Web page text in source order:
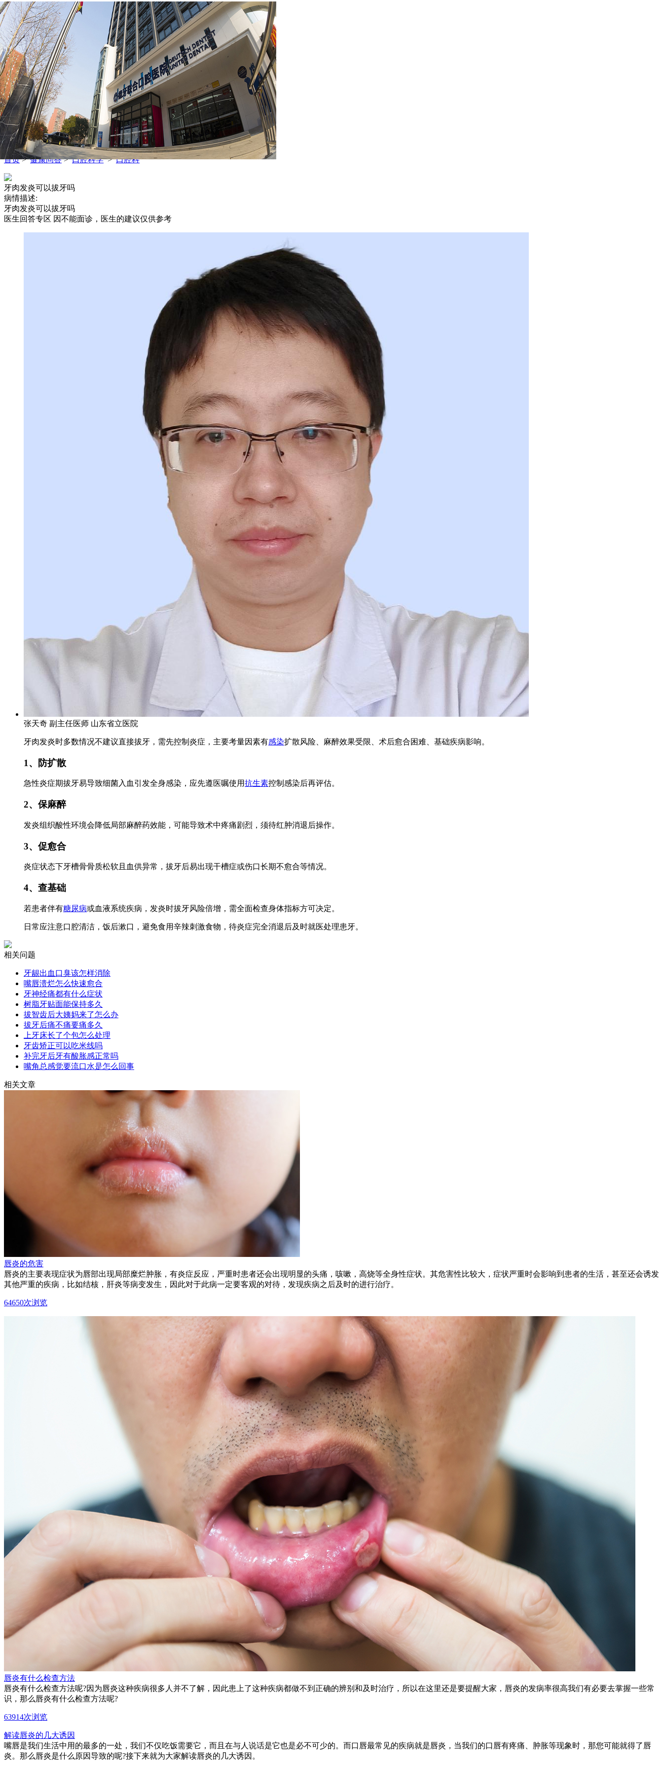
首页 医院 医生 疾病
视频
权威视频 健康短视频
语音 文章
问答
权威问答 健康知道
头条 资讯
医院入驻 网上医院
权威问答
查疾病 找医生 找医院
首页>健康问答>口腔科学>口腔科
牙肉发炎可以拔牙吗
病情描述:
牙肉发炎可以拔牙吗
医生回答专区 因不能面诊，医生的建议仅供参考
张天奇 副主任医师 山东省立医院
牙肉发炎时多数情况不建议直接拔牙，需先控制炎症，主要考量因素有感染扩散风险、麻醉效果受限、术后愈合困难、基础疾病影响。
1、防扩散
急性炎症期拔牙易导致细菌入血引发全身感染，应先遵医嘱使用抗生素控制感染后再评估。
2、保麻醉
发炎组织酸性环境会降低局部麻醉药效能，可能导致术中疼痛剧烈，须待红肿消退后操作。
3、促愈合
炎症状态下牙槽骨骨质松软且血供异常，拔牙后易出现干槽症或伤口长期不愈合等情况。
4、查基础
若患者伴有糖尿病或血液系统疾病，发炎时拔牙风险倍增，需全面检查身体指标方可决定。
日常应注意口腔清洁，饭后漱口，避免食用辛辣刺激食物，待炎症完全消退后及时就医处理患牙。
相关问题
牙龈出血口臭该怎样消除
嘴唇溃烂怎么快速愈合
牙神经痛都有什么症状
树脂牙贴面能保持多久
拔智齿后大姨妈来了怎么办
拔牙后痛不痛要痛多久
上牙床长了个包怎么处理
牙齿矫正可以吃米线吗
补完牙后牙有酸胀感正常吗
嘴角总感觉要流口水是怎么回事
相关文章
唇炎的危害
唇炎的主要表现症状为唇部出现局部糜烂肿胀，有炎症反应，严重时患者还会出现明显的头痛，咳嗽，高烧等全身性症状。其危害性比较大，症状严重时会影响到患者的生活，甚至还会诱发
其他严重的疾病，比如结核，肝炎等病变发生，因此对于此病一定要客观的对待，发现疾病之后及时的进行治疗。
64650次浏览
唇炎有什么检查方法
唇炎有什么检查方法呢?因为唇炎这种疾病很多人并不了解，因此患上了这种疾病都做不到正确的辨别和及时治疗，所以在这里还是要提醒大家，唇炎的发病率很高我们有必要去掌握一些常
识，那么唇炎有什么检查方法呢?
63914次浏览
解读唇炎的几大诱因
嘴唇是我们生活中用的最多的一处，我们不仅吃饭需要它，而且在与人说话是它也是必不可少的。而口唇最常见的疾病就是唇炎，当我们的口唇有疼痛、肿胀等现象时，那您可能就得了唇
炎。那么唇炎是什么原因导致的呢?接下来就为大家解读唇炎的几大诱因。